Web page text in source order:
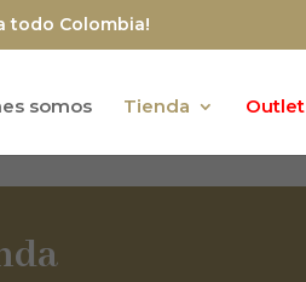
a todo Colombia!
somos Tienda Outlet